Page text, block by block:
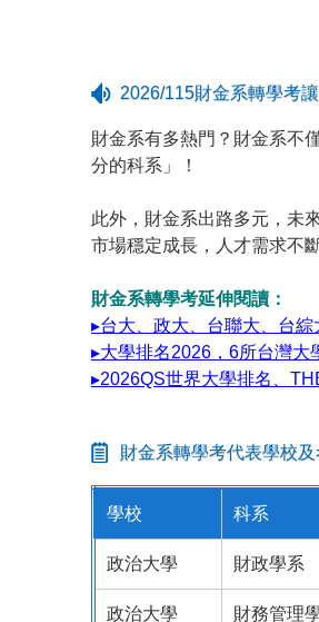
2026/115財金系轉學考
財金系有多熱門？財金系不
分的科系」！
此外，財金系出路多元，未
市場穩定成長，人才需求不
財金系轉學考延伸閱讀：
▸台大、政大、台聯大、台
▸大學排名2026，6所台灣大
▸2026QS世界大學排名、
財金系轉學考代表學校及
學校 科系
政治大學 財政學系
政治大學 財務管理